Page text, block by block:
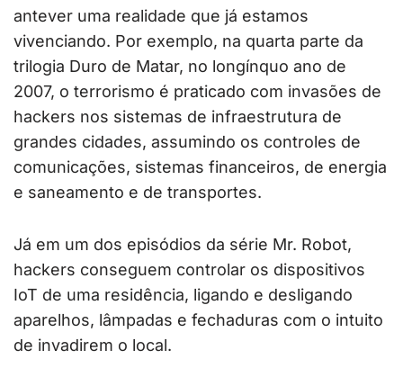
antever uma realidade que já estamos
vivenciando. Por exemplo, na quarta parte da
trilogia Duro de Matar, no longínquo ano de
2007, o terrorismo é praticado com invasões de
hackers nos sistemas de infraestrutura de
grandes cidades, assumindo os controles de
comunicações, sistemas financeiros, de energia
e saneamento e de transportes.
Já em um dos episódios da série Mr. Robot,
hackers conseguem controlar os dispositivos
IoT de uma residência, ligando e desligando
aparelhos, lâmpadas e fechaduras com o intuito
de invadirem o local.